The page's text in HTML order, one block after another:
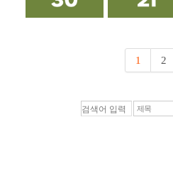
1 2